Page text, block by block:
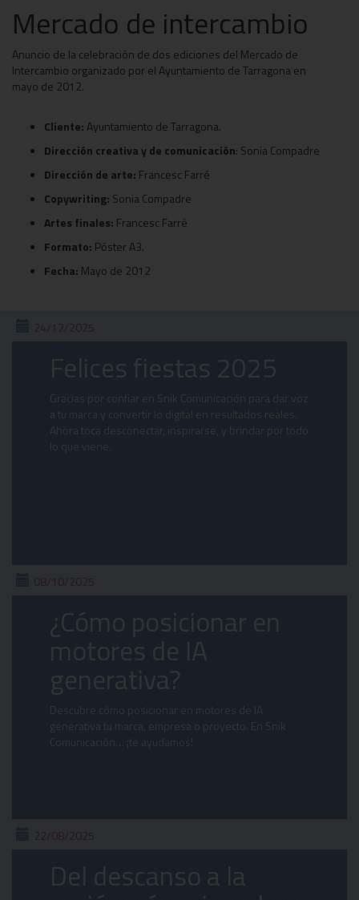
Mercado de intercambio
Anuncio de la celebración de dos ediciones del Mercado de
Intercambio organizado por el Ayuntamiento de Tarragona en
mayo de 2012.
Cliente: Ayuntamiento de Tarragona.
Dirección creativa y de comunicación: Sonia Compadre
Dirección de arte: Francesc Farré
Copywriting: Sonia Compadre
Artes finales: Francesc Farré
Formato: Póster A3.
Fecha: Mayo de 2012
24/12/2025
Felices fiestas 2025
Gracias por confiar en Snik Comunicación para dar voz
a tu marca y convertir lo digital en resultados reales.
Ahora toca desconectar, inspirarse, y brindar por todo
lo que viene.
08/10/2025
¿Cómo posicionar en
motores de IA
generativa?
Descubre cómo posicionar en motores de IA
generativa tu marca, empresa o proyecto. En Snik
Comunicación… ¡te ayudamos!
22/08/2025
Del descanso a la